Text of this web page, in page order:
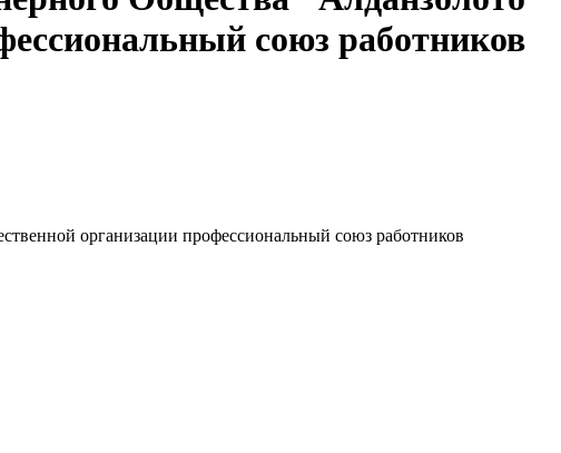
союз работников
организации профессиональный союз работников